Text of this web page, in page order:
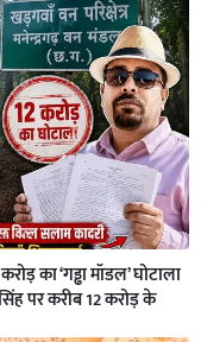
का ‘गड्ढा मॉडल’ घोटाला
पर करीब 12 करोड़ के